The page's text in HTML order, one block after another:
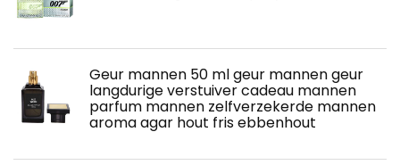
Geur mannen 50 ml geur mannen geur
langdurige verstuiver cadeau mannen
parfum mannen zelfverzekerde mannen
aroma agar hout fris ebbenhout